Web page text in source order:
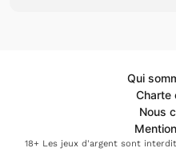
Qui
Charte
Nous
18+ Les jeux d'argent sont